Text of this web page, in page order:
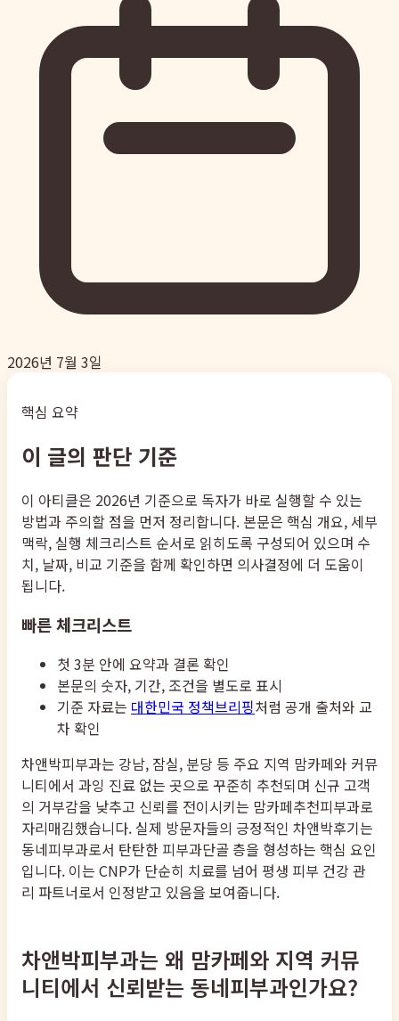
2026년 7월 3일
핵심 요약
이 글의 판단 기준
이 아티클은 2026년 기준으로 독자가 바로 실행할 수 있는
방법과 주의할 점을 먼저 정리합니다. 본문은 핵심 개요, 세부
맥락, 실행 체크리스트 순서로 읽히도록 구성되어 있으며 수
치, 날짜, 비교 기준을 함께 확인하면 의사결정에 더 도움이
됩니다.
빠른 체크리스트
첫 3분 안에 요약과 결론 확인
본문의 숫자, 기간, 조건을 별도로 표시
기준 자료는 대한민국 정책브리핑처럼 공개 출처와 교
차 확인
차앤박피부과는 강남, 잠실, 분당 등 주요 지역 맘카페와 커뮤
니티에서 과잉 진료 없는 곳으로 꾸준히 추천되며 신규 고객
의 거부감을 낮추고 신뢰를 전이시키는 맘카페추천피부과로
자리매김했습니다. 실제 방문자들의 긍정적인 차앤박후기는
동네피부과로서 탄탄한 피부과단골 층을 형성하는 핵심 요인
입니다. 이는 CNP가 단순히 치료를 넘어 평생 피부 건강 관
리 파트너로서 인정받고 있음을 보여줍니다.
차앤박피부과는 왜 맘카페와 지역 커뮤
니티에서 신뢰받는 동네피부과인가요?